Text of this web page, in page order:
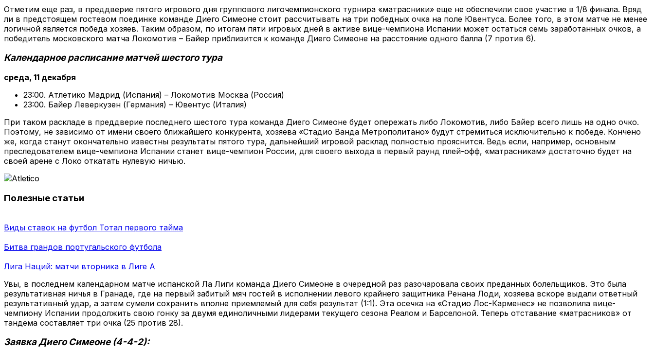
Отметим еще раз, в преддверие пятого игрового дня группового лигочемпионского турнира «матрасники» еще не обеспечили свое участие в 1/8 финала. Вряд
ли в предстоящем гостевом поединке команде Диего Симеоне стоит рассчитывать на три победных очка на поле Ювентуса. Более того, в этом матче не менее
логичной является победа хозяев. Таким образом, по итогам пяти игровых дней в активе вице-чемпиона Испании может остаться семь заработанных очков, а
победитель московского матча Локомотив – Байер приблизится к команде Диего Симеоне на расстояние одного балла (7 против 6).
Календарное расписание матчей шестого тура
среда, 11 декабря
23:00. Атлетико Мадрид (Испания) – Локомотив Москва (Россия)
23:00. Байер Леверкузен (Германия) – Ювентус (Италия)
При таком раскладе в преддверие последнего шестого тура команда Диего Симеоне будет опережать либо Локомотив, либо Байер всего лишь на одно очко.
Поэтому, не зависимо от имени своего ближайшего конкурента, хозяева «Стадио Ванда Метрополитано» будут стремиться исключительно к победе. Кончено
же, когда станут окончательно известны результаты пятого тура, дальнейший игровой расклад полностью прояснится. Ведь если, например, основным
преследователем вице-чемпиона Испании станет вице-чемпион России, для своего выхода в первый раунд плей-офф, «матрасникам» достаточно будет на
своей арене с Локо откатать нулевую ничью.
Полезные статьи
Виды ставок на футбол Тотал первого тайма
Битва грандов португальского футбола
Лига Наций: матчи вторника в Лиге А
Увы, в последнем календарном матче испанской Ла Лиги команда Диего Симеоне в очередной раз разочаровала своих преданных болельщиков. Это была
результативная ничья в Гранаде, где на первый забитый мяч гостей в исполнении левого крайнего защитника Ренана Лоди, хозяева вскоре выдали ответный
результативный удар, а затем сумели сохранить вполне приемлемый для себя результат (1:1). Эта осечка на «Стадио Лос-Карменес» не позволила вице-
чемпиону Испании продолжить свою гонку за двумя единоличными лидерами текущего сезона Реалом и Барселоной. Теперь отставание «матрасников» от
тандема составляет три очка (25 против 28).
Заявка Диего Симеоне (4-4-2):